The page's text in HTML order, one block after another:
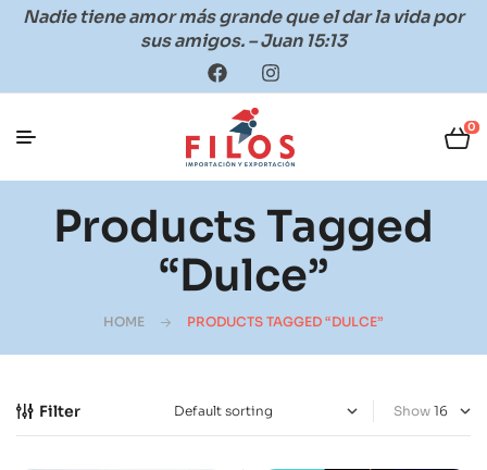
Nadie tiene amor más grande que el dar la vida por
sus amigos. – Juan 15:13
0
Products Tagged
“dulce”
HOME PRODUCTS TAGGED “DULCE”
Filter Show